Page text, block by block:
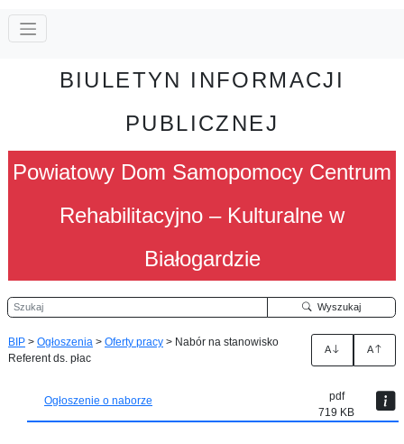
BIULETYN INFORMACJI
PUBLICZNEJ
Powiatowy Dom Samopomocy Centrum
Rehabilitacyjno – Kulturalne w
Białogardzie
Szukaj Wyszukaj
BIP > Ogłoszenia > Oferty pracy > Nabór na stanowisko
Referent ds. płac
A A
Ogłoszenie o naborze
pdf
719 KB